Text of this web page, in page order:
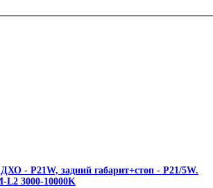
- P21W, задний габарит+стоп - P21/5W.
3000-10000K